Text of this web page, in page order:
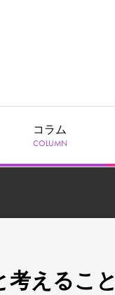
コラム
COLUMN
考えること